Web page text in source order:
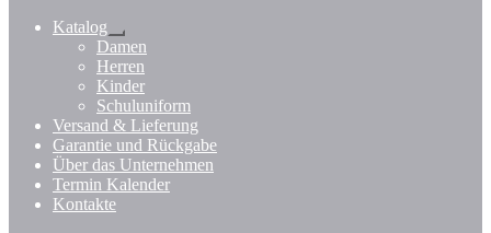
Katalog
Untermenü
öffnen
Damen
Herren
Kinder
Schuluniform
Versand & Lieferung
Garantie und Rückgabe
Über das Unternehmen
Termin Kalender
Kontakte